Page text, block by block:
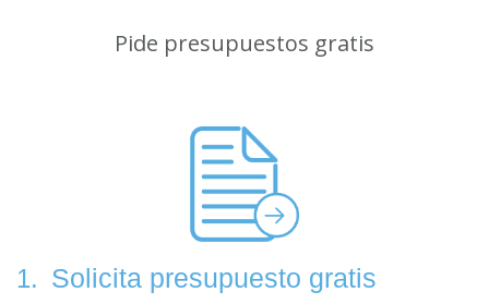
Pide presupuestos gratis
1. Solicita presupuesto gratis